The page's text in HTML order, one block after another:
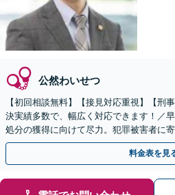
公然わいせつ
【初回相談無料】【接見対応重視】【刑
決実績多数で、幅広く対応できます！／
処分の獲得に向けて尽力。犯罪被害者に
す【夜間・休日面談可】【西船橋駅3分】
料金表を見